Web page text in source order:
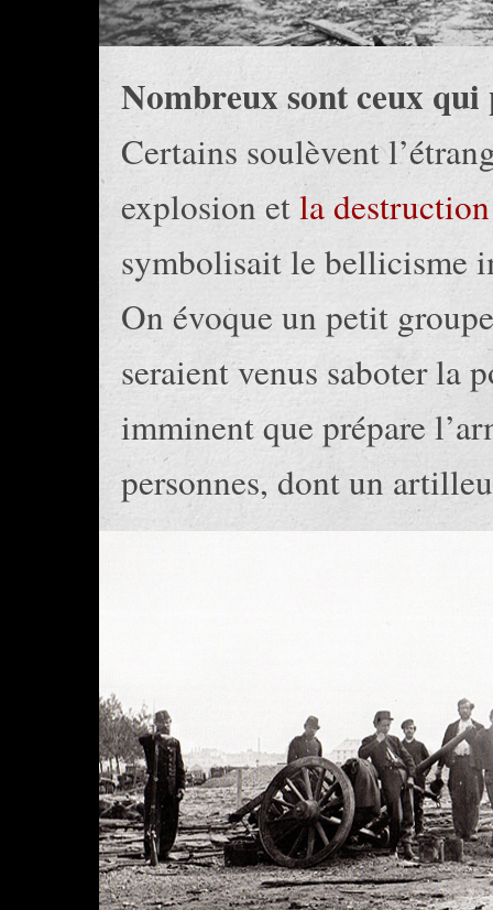
Nombreux sont ceux
Certains soulèvent
explosion etla
symbolisait le bellicisme
On évoque un petit
seraient venus saboter la
imminent que prépare
personnes, dont un